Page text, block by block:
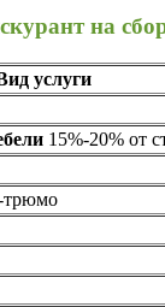
на
услуги
15%-20% от
трюмо